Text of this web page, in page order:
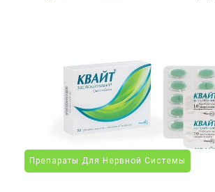
Препараты Для Нервной Системы